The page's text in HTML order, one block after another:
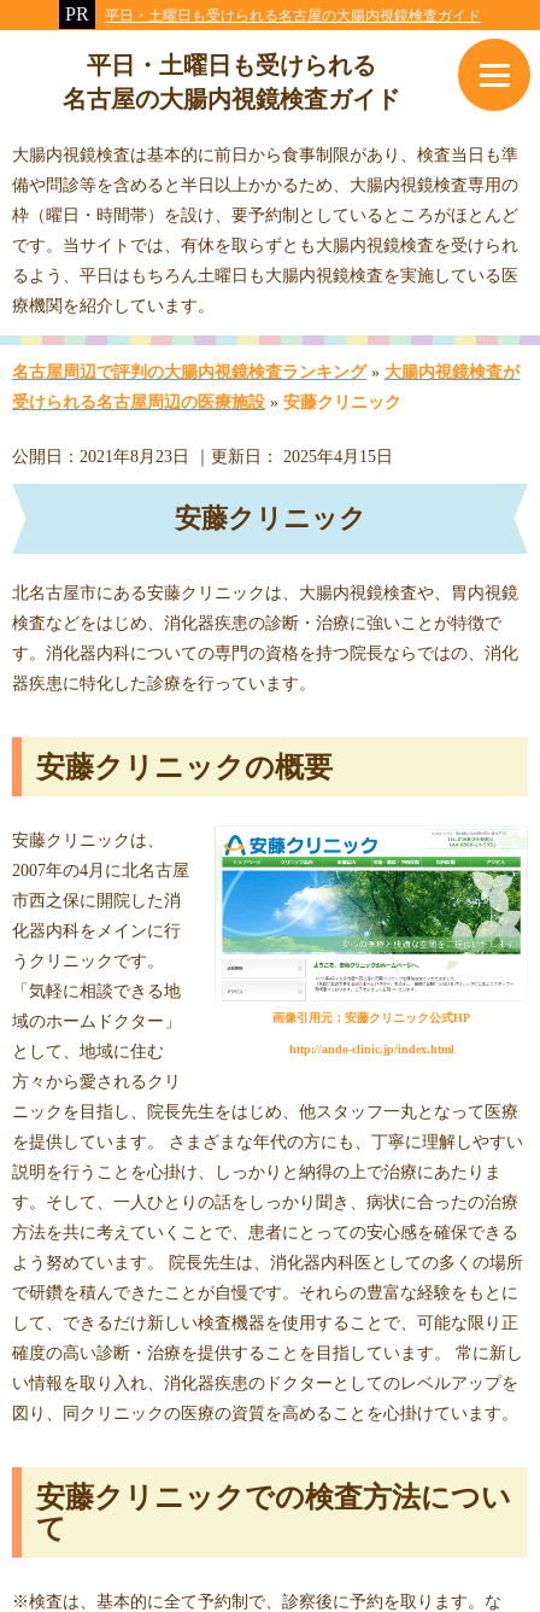
平日・土曜日も受けられる名古屋の大腸内視鏡検査ガイド
平日・土曜日も受けられる
名古屋の大腸内視鏡検査ガイド
大腸内視鏡検査は基本的に前日から食事制限があり、検査当日も準
備や問診等を含めると半日以上かかるため、大腸内視鏡検査専用の
枠（曜日・時間帯）を設け、要予約制としているところがほとんど
です。当サイトでは、有休を取らずとも大腸内視鏡検査を受けられ
るよう、平日はもちろん土曜日も大腸内視鏡検査を実施している医
療機関を紹介しています。
名古屋周辺で評判の大腸内視鏡検査ランキング» 大腸内視鏡検査が
受けられる名古屋周辺の医療施設 » 安藤クリニック
公開日： 2021年8月23日 ｜更新日： 2025年4月15日
安藤クリニック
北名古屋市にある安藤クリニックは、大腸内視鏡検査や、胃内視鏡
検査などをはじめ、消化器疾患の診断・治療に強いことが特徴で
す。消化器内科についての専門の資格を持つ院長ならではの、消化
器疾患に特化した診療を行っています。
安藤クリニックの概要
画像引用元：安藤クリニック公式HP
http://ando-clinic.jp/index.html
安藤クリニックは、
2007年の4月に北名古屋
市西之保に開院した消
化器内科をメインに行
うクリニックです。
「気軽に相談できる地
域のホームドクター」
として、地域に住む
方々から愛されるクリ
ニックを目指し、院長先生をはじめ、他スタッフ一丸となって医療
を提供しています。 さまざまな年代の方にも、丁寧に理解しやすい
説明を行うことを心掛け、しっかりと納得の上で治療にあたりま
す。そして、一人ひとりの話をしっかり聞き、病状に合ったの治療
方法を共に考えていくことで、患者にとっての安心感を確保できる
よう努めています。 院長先生は、消化器内科医としての多くの場所
で研鑽を積んできたことが自慢です。それらの豊富な経験をもとに
して、できるだけ新しい検査機器を使用することで、可能な限り正
確度の高い診断・治療を提供することを目指しています。 常に新し
い情報を取り入れ、消化器疾患のドクターとしてのレベルアップを
図り、同クリニックの医療の資質を高めることを心掛けています。
安藤クリニックでの検査方法につい
て
※検査は、基本的に全て予約制で、診察後に予約を取ります。な